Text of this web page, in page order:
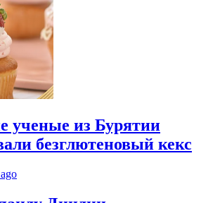
ученые из Бурятии
безглютеновый кекс